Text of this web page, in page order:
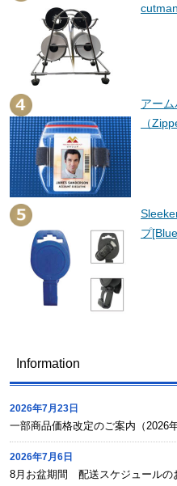
アー
（
プ
Information
2026年7月23日
一部商品価格改定のご案内（2026
2026年7月6日
8月お盆期間 配送スケジュールの